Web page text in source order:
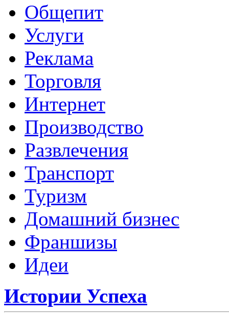
Общепит
Услуги
Реклама
Торговля
Интернет
Производство
Развлечения
Транспорт
Туризм
Домашний бизнес
Франшизы
Идеи
Истории Успеха